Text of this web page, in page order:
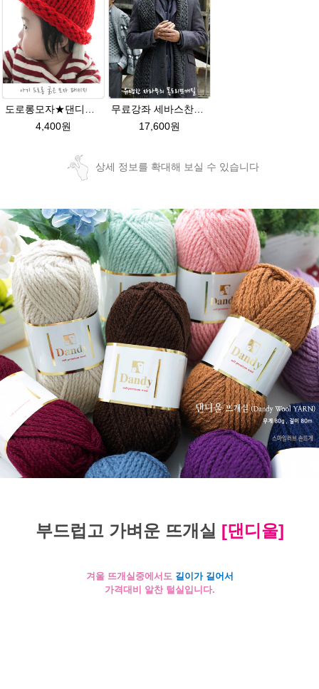
4,400원
17,600원
상세 정보를 확대해 보실 수 있습니다
부드럽고 가벼운 뜨개실 [댄디울]
겨울 뜨개실중에서도 길이가 길어서
가격대비 알찬 털실입니다.